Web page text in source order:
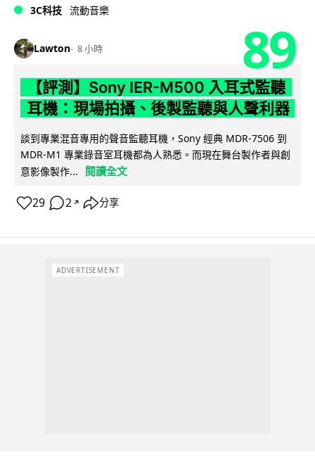
3C科技 流動音樂
Lawton 8 小時 89
【評測】Sony IER-M500 入耳式監聽
耳機：現場拍攝、後製監聽與人聲利器
談到專業混音專用的聲音監聽耳機，Sony 經典 MDR-7506 到
MDR-M1 專業錄音室耳機都為人熟悉。而現在舞台製作者與創
意影像製作...
閱讀全文
29 2 ↗ 分享
ADVERTISEMENT